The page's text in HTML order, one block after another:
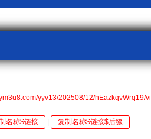
yyv13/202508/12/hEazkqvWrq19/
名称$链接 复制名称$链接$后缀